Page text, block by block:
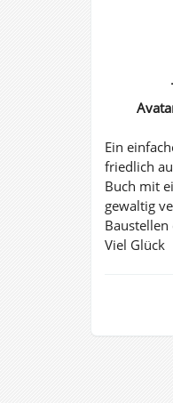
Ein
friedlich
Buch mit
gewaltig
Viel Glück